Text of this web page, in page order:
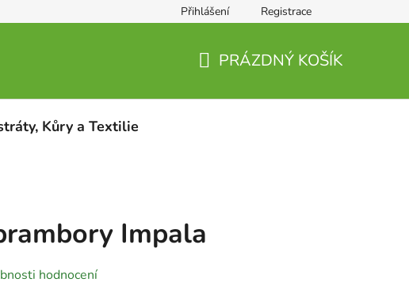
Přihlášení Registrace
PRÁZDNÝ KOŠÍK
Kůry a Textilie
Impala
hodnocení